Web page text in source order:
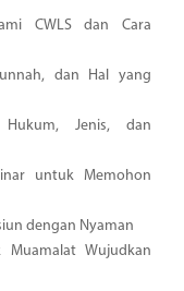
CWLS dan Cara
dan Hal yang
Jenis, dan
untuk Memohon
dengan Nyaman
Muamalat Wujudkan